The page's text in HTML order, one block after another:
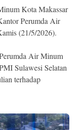
Kota Makassar
Perumda Air
(21/5/2026).
Air Minum
Sulawesi Selatan
terhadap